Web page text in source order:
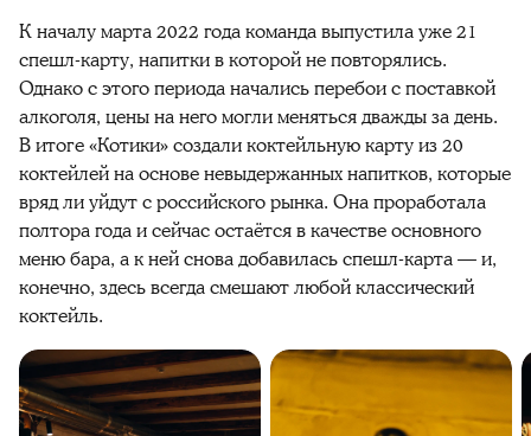
К началу марта 2022 года команда выпустила уже 21
спешл-карту, напитки в которой не повторялись.
Однако с этого периода начались перебои с поставкой
алкоголя, цены на него могли меняться дважды за день.
В итоге «Котики» создали коктейльную карту из 20
коктейлей на основе невыдержанных напитков, которые
вряд ли уйдут с российского рынка. Она проработала
полтора года и сейчас остаётся в качестве основного
меню бара, а к ней снова добавилась спешл-карта — и,
конечно, здесь всегда смешают любой классический
коктейль.